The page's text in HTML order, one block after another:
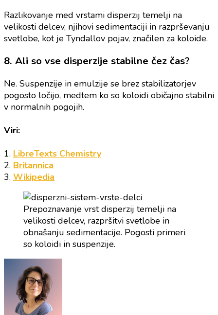
Razlikovanje med vrstami disperzij temelji na
velikosti delcev, njihovi sedimentaciji in razprševanju
svetlobe, kot je Tyndallov pojav, značilen za koloide.
8. Ali so vse disperzije stabilne čez čas?
Ne. Suspenzije in emulzije se brez stabilizatorjev
pogosto ločijo, medtem ko so koloidi običajno stabilni
v normalnih pogojih.
Viri:
1. LibreTexts Chemistry
2. Britannica
3. Wikipedia
Prepoznavanje vrst disperzij temelji na
velikosti delcev, razpršitvi svetlobe in
obnašanju sedimentacije. Pogosti primeri
so koloidi in suspenzije.